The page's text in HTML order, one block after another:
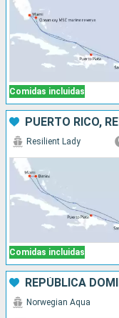
Comidas incluidas
Comidas incluidas
Resilient Lady
Norwegian Aqua